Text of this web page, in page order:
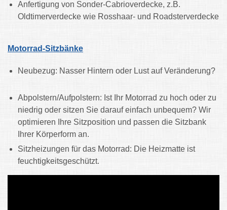
Anfertigung von Sonder-Cabrioverdecke, z.B.
Oldtimerverdecke wie Rosshaar- und Roadsterverdecke
Motorrad-Sitzbänke
Neubezug: Nasser Hintern oder Lust auf Veränderung?
Abpolstern/Aufpolstern: Ist Ihr Motorrad zu hoch oder zu
niedrig oder sitzen Sie darauf einfach unbequem? Wir
optimieren Ihre Sitzposition und passen die Sitzbank
Ihrer Körperform an.
Sitzheizungen für das Motorrad: Die Heizmatte ist
feuchtigkeitsgeschützt.